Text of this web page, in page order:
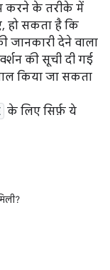
करने के तरीके में
हो सकता है कि
देने वाला
की सूची दी गई
किया जा सकता
के लिए सिर्फ़ ये